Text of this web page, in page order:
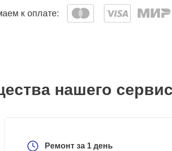
к оплате:
нашего
Ремонт за 1 день